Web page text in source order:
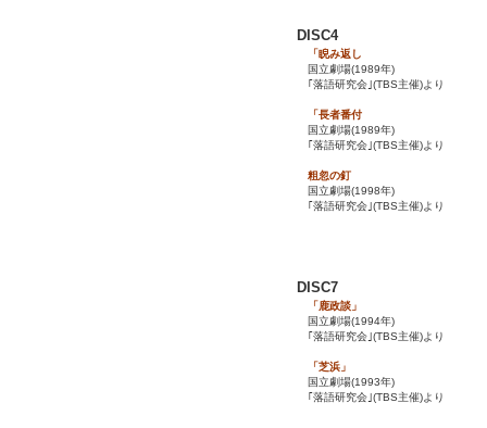
DISC4
「睨み返し
国立劇場(1989年)
｢落語研究会｣(TBS主催)より
「長者番付
国立劇場(1989年)
｢落語研究会｣(TBS主催)より
粗忽の釘
国立劇場(1998年)
｢落語研究会｣(TBS主催)より
DISC7
「鹿政談」
国立劇場(1994年)
｢落語研究会｣(TBS主催)より
「芝浜」
国立劇場(1993年)
｢落語研究会｣(TBS主催)より